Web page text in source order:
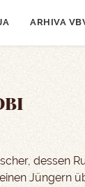
ARHIVA
dessen
Jüngern